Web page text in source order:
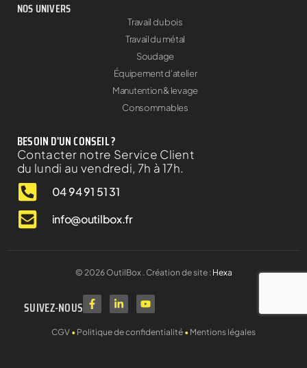
NOS UNIVERS
Travail du bois
Travail du métal
Soudage
Équipement d'atelier
Manutention & levage
Consommables
BESOIN D'UN CONSEIL ?
Contacter notre Service Client
du lundi au vendredi, 7h à 17h.
04 94 91 51 31
info@outilbox.fr
© 2026OutilBox . Création de site : Hexa
SUIVEZ-NOUS
CGV • Politique de confidentialité • Mentions légales